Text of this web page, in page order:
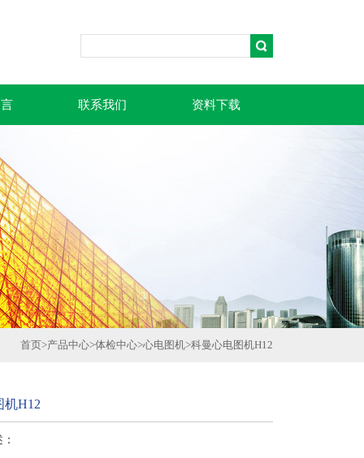
联系我们 资料下载
首页>产品中心>体检中心>心电图机>科曼心电图机H12
机H12